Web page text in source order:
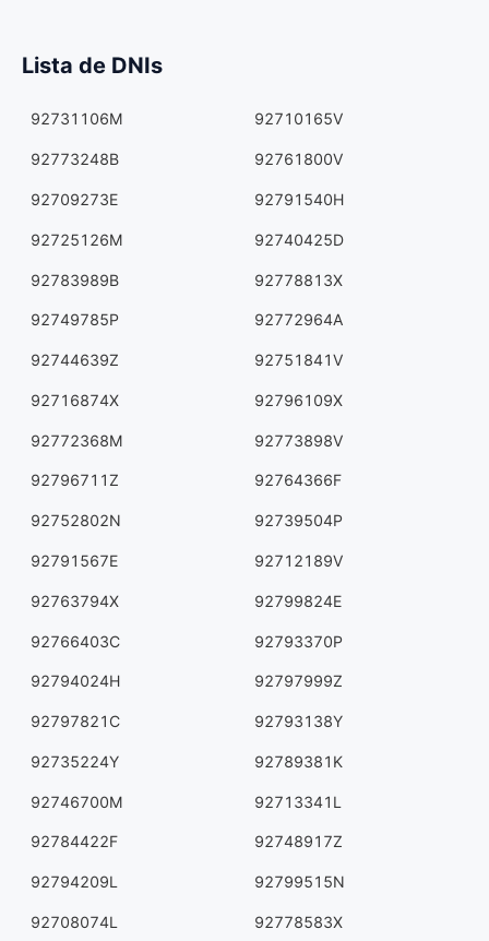
Lista de DNIs
92731106M 92710165V
92773248B 92761800V
92709273E 92791540H
92725126M 92740425D
92783989B 92778813X
92749785P 92772964A
92744639Z 92751841V
92716874X 92796109X
92772368M 92773898V
92796711Z 92764366F
92752802N 92739504P
92791567E 92712189V
92763794X 92799824E
92766403C 92793370P
92794024H 92797999Z
92797821C 92793138Y
92735224Y 92789381K
92746700M 92713341L
92784422F 92748917Z
92794209L 92799515N
92708074L 92778583X